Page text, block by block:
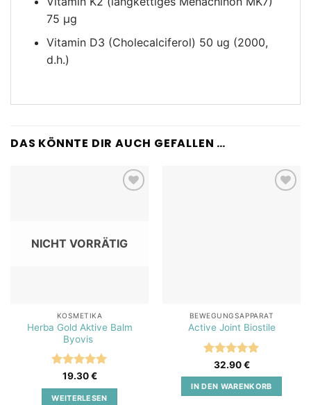
75 µg
Vitamin D3 (Cholecalciferol) 50 ug (2000,
d.h.)
DAS KÖNNTE DIR AUCH GEFALLEN …
NICHT VORRÄTIG
KOSMETIKA
Herba Gold Aktive Balm
Byovis
Bewertet
mit5von
5
19.30€
WEITERLESEN
BEWEGUNGSAPPARAT
Active Joint Biostile
Bewertet
mit5von
5
32.90€
IN DEN WARENKORB